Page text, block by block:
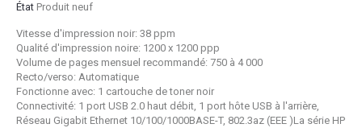
État Produit neuf
Vitesse d'impression noir: 38 ppm
Qualité d'impression noire: 1200 x 1200 ppp
Volume de pages mensuel recommandé: 750 à 4 000
Recto/verso: Automatique
Fonctionne avec: 1 cartouche de toner noir
Connectivité: 1 port USB 2.0 haut débit, 1 port hôte USB à l'arrière,
Réseau Gigabit Ethernet 10/100/1000BASE-T, 802.3az (EEE )La série HP